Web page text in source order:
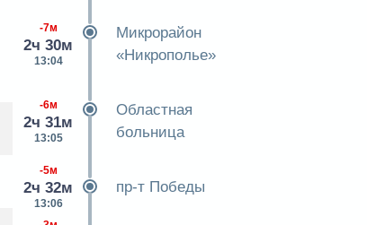
-7м
2ч 30м
13:04
Микрорайон
«Никрополье»
-6м
2ч 31м
13:05
Областная
больница
-5м
2ч 32м
13:06
пр-т Победы